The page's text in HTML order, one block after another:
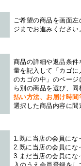
ご希望の商品を画面
ジまでお進みください
商品の詳細や返品条
量を記入して「カゴ
のカゴの中」のペー
ら別の商品を選び、
払い方法、お届け時
選択した商品内容に
1.既に当店の会員にな
2.既に当店の会員にな
3.まだ当店の会員にな